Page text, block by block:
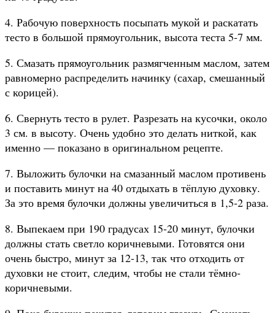
4. Рабочую поверхность посыпать мукой и раскатать
тесто в большой прямоугольник, высота теста 5-7 мм.
5. Смазать прямоугольник размягченным маслом, затем
равномерно распределить начинку (сахар, смешанный
с корицей).
6. Свернуть тесто в рулет. Разрезать на кусочки, около
3 см. в высоту. Очень удобно это делать ниткой, как
именно — показано в оригинальном рецепте.
7. Выложить булочки на смазанный маслом противень
и поставить минут на 40 отдыхать в тёплую духовку.
За это время булочки должны увеличиться в 1,5-2 раза.
8. Выпекаем при 190 градусах 15-20 минут, булочки
должны стать светло коричневыми. Готовятся они
очень быстро, минут за 12-13, так что отходить от
духовки не стоит, следим, чтобы не стали тёмно-
коричневыми.